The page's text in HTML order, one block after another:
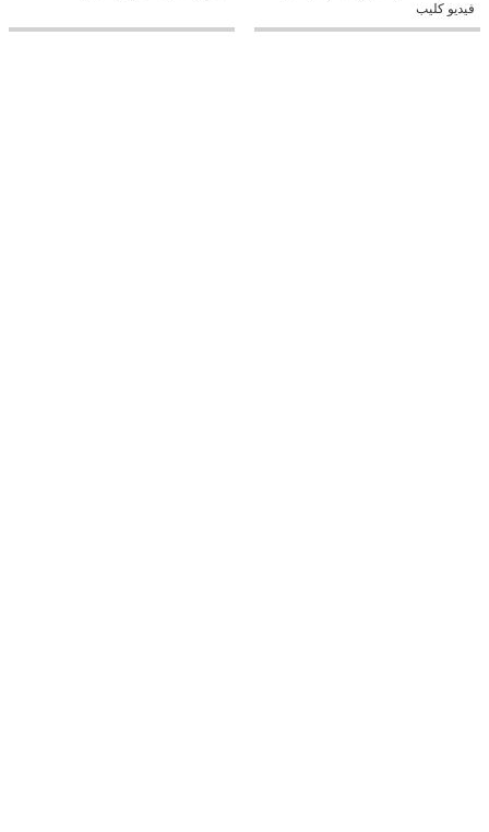
فيديو كليب